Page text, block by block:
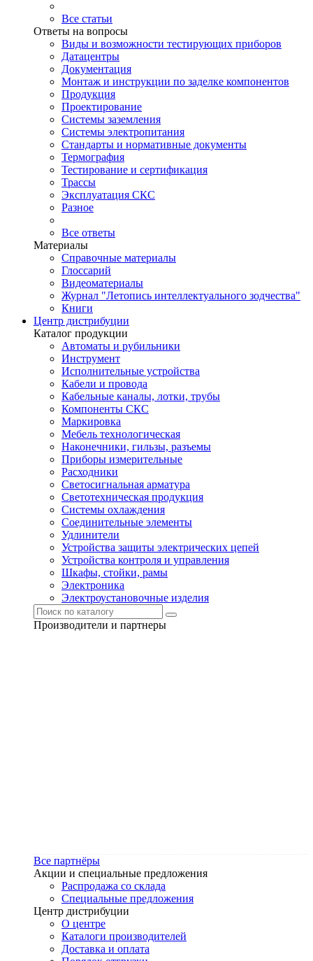
Все статьи
Ответы на вопросы
Виды и возможности тестирующих приборов
Датацентры
Документация
Монтаж и инструкции по заделке компонентов
Продукция
Проектирование
Системы заземления
Системы электропитания
Стандарты и нормативные документы
Термография
Тестирование и сертификация
Трассы
Эксплуатация СКС
Разное
Все ответы
Материалы
Справочные материалы
Глоссарий
Видеоматериалы
Журнал "Летопись интеллектуального зодчества"
Книги
Центр дистрибуции
Каталог продукции
Автоматы и рубильники
Инструмент
Исполнительные устройства
Кабели и провода
Кабельные каналы, лотки, трубы
Компоненты СКС
Маркировка
Мебель технологическая
Наконечники, гильзы, разъемы
Приборы измерительные
Расходники
Светосигнальная арматура
Светотехническая продукция
Системы охлаждения
Соединительные элементы
Удлинители
Устройства защиты электрических цепей
Устройства контроля и управления
Шкафы, стойки, рамы
Электроника
Электроустановочные изделия
Производители и партнеры
Все партнёры
Акции и специальные предложения
Распродажа со склада
Специальные предложения
Центр дистрибуции
О центре
Каталоги производителей
Доставка и оплата